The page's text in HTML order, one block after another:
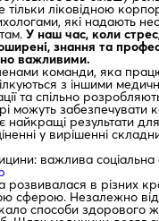
тільки ліковідною
які надають
У наш час, коли
знання та
важливими.
команди, яка
з іншими
та спільно
можуть забезпечувати
результати для
у вирішенні
важлива
розвивалася в різних
сферою. Незалежно від
способи здорового